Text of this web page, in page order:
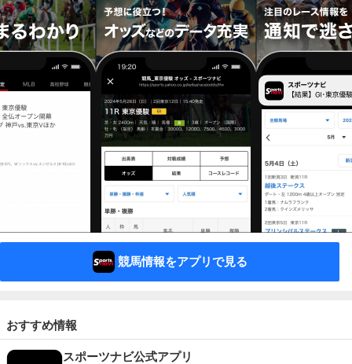
競馬情報をアプリで見る
おすすめ情報
スポーツナビ公式アプリ